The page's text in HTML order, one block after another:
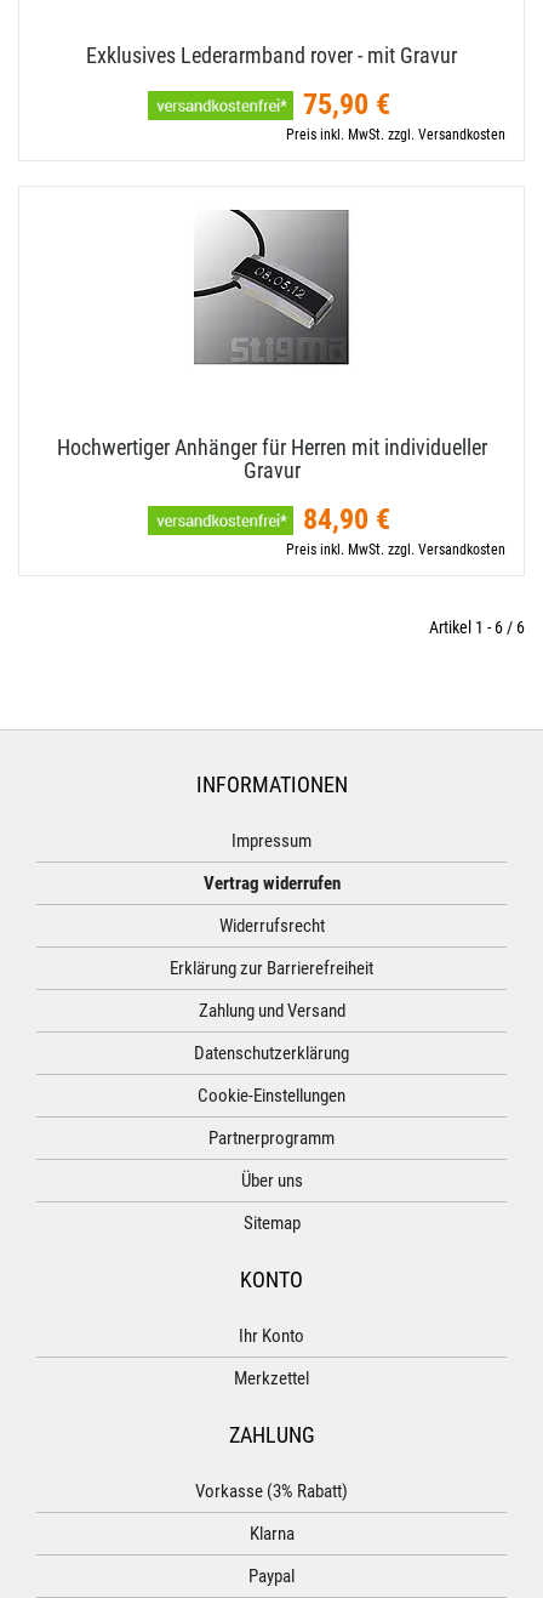
Exklusives Lederarmband rover - mit Gravur
75,90 €
Preis inkl. MwSt. zzgl. Versandkosten
Hochwertiger Anhänger für Herren mit individueller
Gravur
84,90 €
Preis inkl. MwSt. zzgl. Versandkosten
Artikel 1 - 6 / 6
INFORMATIONEN
Impressum
Vertrag widerrufen
Widerrufsrecht
Erklärung zur Barrierefreiheit
Zahlung und Versand
Datenschutzerklärung
Cookie-Einstellungen
Partnerprogramm
Über uns
Sitemap
KONTO
Ihr Konto
Merkzettel
ZAHLUNG
Vorkasse (3% Rabatt)
Klarna
Paypal